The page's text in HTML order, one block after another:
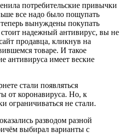
потребительские привычки
все надо было пощупать
вынуждены покупать
надежный антивирус, вы не
продавца, кликнув на
товаре. И такое
антивируса имеет веские
стали появляться
от коронавируса. Но, к
не стали.
разводом разной
выбирал варианты с